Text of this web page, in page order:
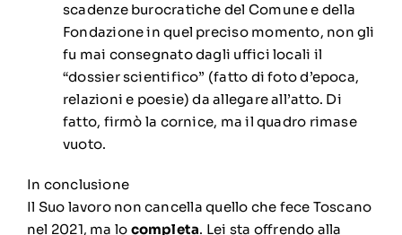
scadenze burocratiche del Comune e della
Fondazione in quel preciso momento, non gli
fu mai consegnato dagli uffici locali il
“dossier scientifico” (fatto di foto d’epoca,
relazioni e poesie) da allegare all’atto. Di
fatto, firmò la cornice, ma il quadro rimase
vuoto.
In conclusione
Il Suo lavoro non cancella quello che fece Toscano
nel 2021, ma lo completa. Lei sta offrendo alla